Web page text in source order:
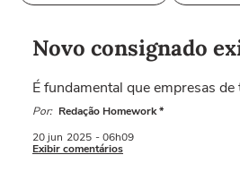
Novo consignado
É fundamental que empresas
Por: Redação Homework *
20 jun 2025 - 06h09
Exibir comentários